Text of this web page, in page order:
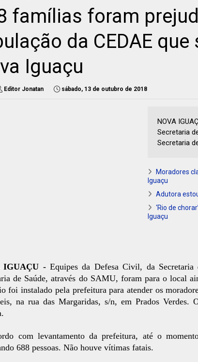
famílias foram
da CEDAE
Iguaçu
Editor Jonatan sábado, 13 de outubro de 2018
NOVA
Secretaria
Secretaria
Moradores
Iguaçu
Adutora
‘Rio de
Iguaçu
IGUAÇU -Equipes da Defesa Civil, da
de Saúde, através do SAMU, foram para o local
foi instalado pela prefeitura para atender os
na rua das Margaridas, s/n, em Prados
com levantamento da prefeitura, até o
688 pessoas. Não houve vítimas fatais.